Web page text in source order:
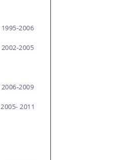
1995-2006
2002-2005
2006-2009
2005- 2011